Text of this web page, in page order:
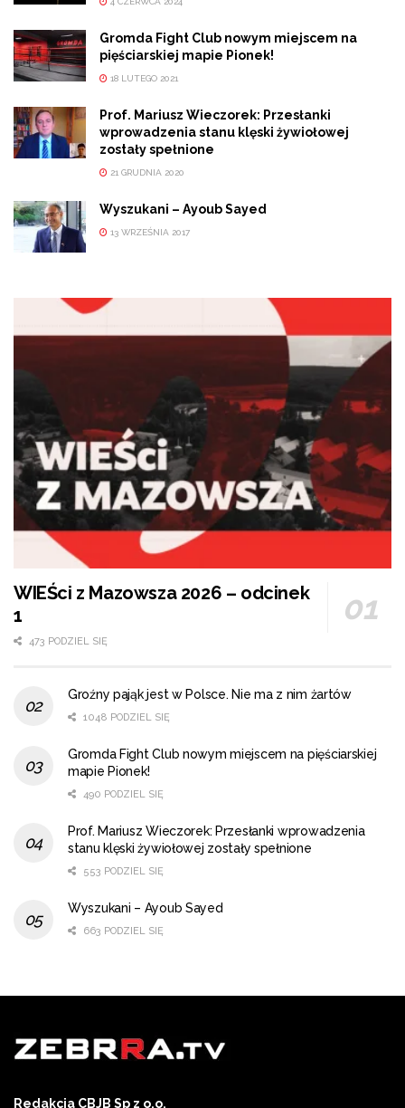
Gromda Fight Club nowym miejscem na
pięściarskiej mapie Pionek!
18 LUTEGO 2021
Prof. Mariusz Wieczorek: Przesłanki
wprowadzenia stanu klęski żywiołowej
zostały spełnione
21 GRUDNIA 2020
Wyszukani – Ayoub Sayed
13 WRZEŚNIA 2017
WIEŚci z Mazowsza 2026 – odcinek
1
473 PODZIEL SIĘ
Groźny pająk jest w Polsce. Nie ma z nim żartów
1048 PODZIEL SIĘ
Gromda Fight Club nowym miejscem na pięściarskiej
mapie Pionek!
490 PODZIEL SIĘ
Prof. Mariusz Wieczorek: Przesłanki wprowadzenia
stanu klęski żywiołowej zostały spełnione
553 PODZIEL SIĘ
Wyszukani – Ayoub Sayed
663 PODZIEL SIĘ
Redakcja CBJB Sp z o.o.